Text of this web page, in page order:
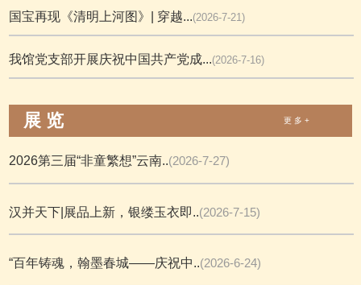
国宝再现《清明上河图》| 穿越...(2026-7-21)
我馆党支部开展庆祝中国共产党成...(2026-7-16)
展 览 更 多 +
2026第三届“非童繁想”云南..(2026-7-27)
汉并天下|展品上新，银缕玉衣即..(2026-7-15)
“百年铸魂，翰墨春城——庆祝中..(2026-6-24)